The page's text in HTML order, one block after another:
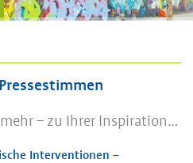
– zu Ihrer Inspiration…
Interventionen –